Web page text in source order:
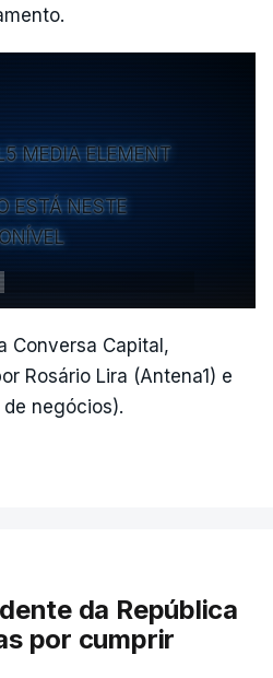
MEDIA ELEMENT
ESTÁ NESTE
Conversa Capital,
Rosário Lira (Antena1) e
negócios).
da República
por cumprir